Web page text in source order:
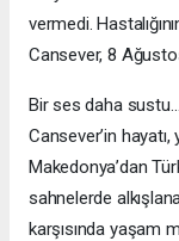
vermedi.
Cansever, 8
Bir ses daha sustu…
Cansever’in
Makedonya’dan
sahnelerde
karşısında yaşam